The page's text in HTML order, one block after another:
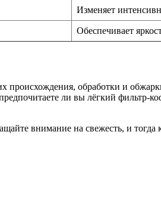
Изменяет
Обеспечивает
происхождения, обработки и
ли вы лёгкий фильтр-
внимание на свежесть, и